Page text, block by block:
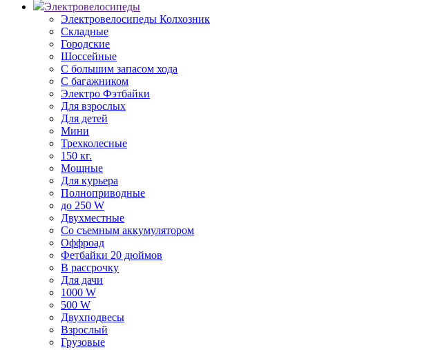
Электровелосипеды
Электровелосипеды Колхозник
Складные
Городские
Шоссейные
С большим запасом хода
С багажником
Электро Фэтбайки
Для взрослых
Для детей
Мини
Трехколесные
150 кг.
Мощные
Для курьера
Полноприводные
до 250 W
Двухместные
Со съемным аккумулятором
Оффроад
Фетбайки 20 дюймов
В рассрочку
Для дачи
1000 W
500 W
Двухподвесы
Взрослый
Грузовые